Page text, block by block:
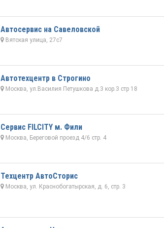
Автосервис на Савеловской
Вятская улица, 27с7
Автотехцентр в Строгино
Москва, ул.Василия Петушкова д.3 кор.3 стр 18
Сервис FILCITY м. Фили
Москва, Береговой проезд 4/6 стр. 4
Техцентр АвтоСторис
Москва, ул. Краснобогатырская, д. 6, стр. 3